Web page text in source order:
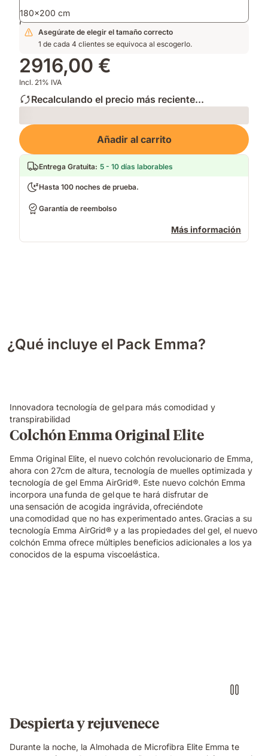
hipoalergénica.
180x200 cm
Asegúrate de elegir el tamaño correcto
1 de cada 4 clientes se equivoca al escogerlo.
2916,00 €
Incl. 21% IVA
Recalculando el precio más reciente...
Loading
Añadir al carrito
Entrega Gratuita: 5 - 10 días laborables
Hasta 100 noches de prueba.
Garantía de reembolso
Más información
¿Qué incluye el Pack Emma?
Innovadora tecnología de gel para más comodidad y
transpirabilidad
Colchón Emma Original Elite
Emma Original Elite, el nuevo colchón revolucionario de Emma,
ahora con 27cm de altura, tecnología de muelles optimizada y
tecnología de gel Emma AirGrid®. Este nuevo colchón Emma
incorpora una funda de gel que te hará disfrutar de
una sensación de acogida ingrávida, ofreciéndote
una comodidad que no has experimentado antes. Gracias a su
tecnología Emma AirGrid® y a las propiedades del gel, el nuevo
colchón Emma ofrece múltiples beneficios adicionales a los ya
conocidos de la espuma viscoelástica.
Despierta y rejuvenece
Durante la noche, la Almohada de Microfibra Elite Emma te